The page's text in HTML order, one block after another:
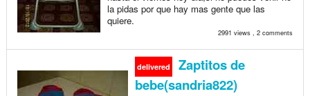
la pidas por que hay mas gente que las
quiere.
2991 views , 2 comments
delivered
Zaptitos de
bebe(sandria822)